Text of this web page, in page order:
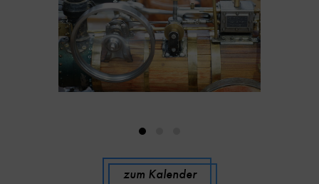
zum Kalender